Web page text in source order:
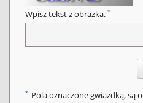
Wpisz tekst z obrazka. *
* Pola oznaczone gwiazdką, są